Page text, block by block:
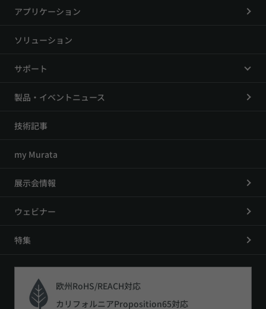
アプリケーション
ソリューション
サポート
製品・イベントニュース
技術記事
my Murata
展示会情報
ウェビナー
特集
欧州RoHS/REACH対応
カリフォルニアProposition65対応